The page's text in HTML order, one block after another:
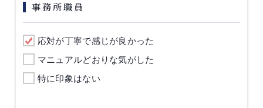
事務所職員
応対が丁寧で感じが良かった
マニュアルどおりな気がした
特に印象はない